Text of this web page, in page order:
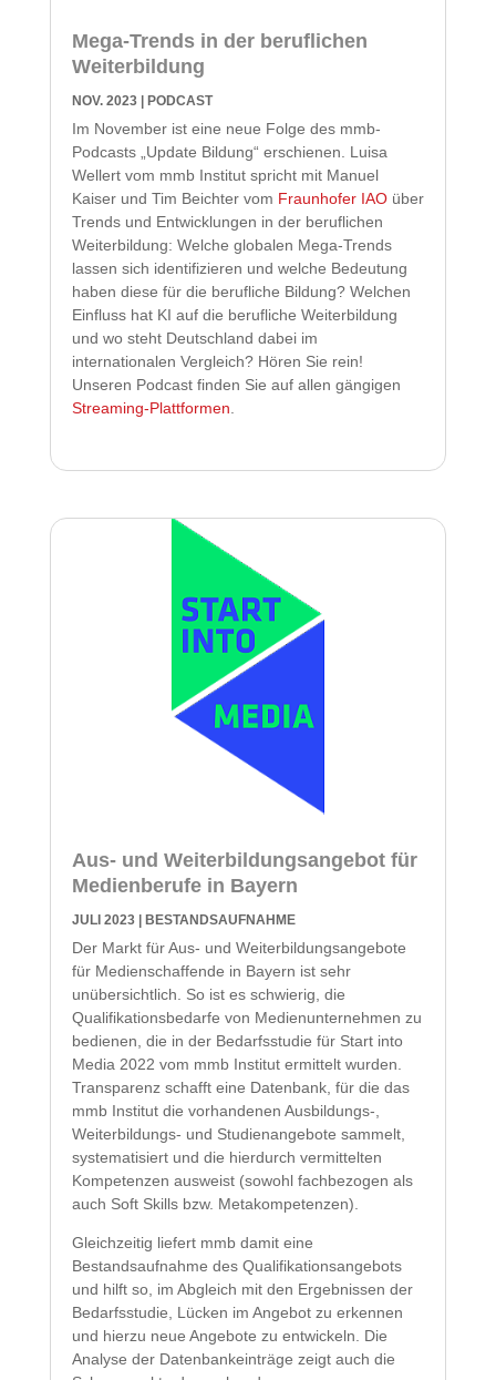
Mega-Trends in der beruflichen
Weiterbildung
NOV. 2023| PODCAST
Im November ist eine neue Folge des mmb-
Podcasts „Update Bildung“ erschienen. Luisa
Wellert vom mmb Institut spricht mit Manuel
Kaiser und Tim Beichter vom Fraunhofer IAOüber
Trends und Entwicklungen in der beruflichen
Weiterbildung: Welche globalen Mega-Trends
lassen sich identifizieren und welche Bedeutung
haben diese für die berufliche Bildung? Welchen
Einfluss hat KI auf die berufliche Weiterbildung
und wo steht Deutschland dabei im
internationalen Vergleich? Hören Sie rein!
Unseren Podcast finden Sie auf allen gängigen
Streaming-Plattformen.
Aus- und Weiterbildungsangebot für
Medienberufe in Bayern
JULI 2023| BESTANDSAUFNAHME
Der Markt für Aus- und Weiterbildungsangebote
für Medienschaffende in Bayern ist sehr
unübersichtlich. So ist es schwierig, die
Qualifikationsbedarfe von Medienunternehmen zu
bedienen, die in der Bedarfsstudie für Start into
Media 2022 vom mmb Institut ermittelt wurden.
Transparenz schafft eine Datenbank, für die das
mmb Institut die vorhandenen Ausbildungs-,
Weiterbildungs- und Studienangebote sammelt,
systematisiert und die hierdurch vermittelten
Kompetenzen ausweist (sowohl fachbezogen als
auch Soft Skills bzw. Metakompetenzen).
Gleichzeitig liefert mmb damit eine
Bestandsaufnahme des Qualifikationsangebots
und hilft so, im Abgleich mit den Ergebnissen der
Bedarfsstudie, Lücken im Angebot zu erkennen
und hierzu neue Angebote zu entwickeln. Die
Analyse der Datenbankeinträge zeigt auch die